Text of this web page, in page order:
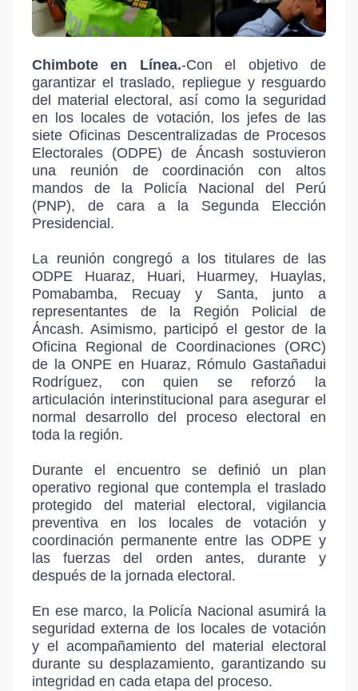
Chimbote en Línea.-Con el objetivo de
garantizar el traslado, repliegue y resguardo
del material electoral, así como la seguridad
en los locales de votación, los jefes de las
siete Oficinas Descentralizadas de Procesos
Electorales (ODPE) de Áncash sostuvieron
una reunión de coordinación con altos
mandos de la Policía Nacional del Perú
(PNP), de cara a la Segunda Elección
Presidencial.
La reunión congregó a los titulares de las
ODPE Huaraz, Huari, Huarmey, Huaylas,
Pomabamba, Recuay y Santa, junto a
representantes de la Región Policial de
Áncash. Asimismo, participó el gestor de la
Oficina Regional de Coordinaciones (ORC)
de la ONPE en Huaraz, Rómulo Gastañadui
Rodríguez, con quien se reforzó la
articulación interinstitucional para asegurar el
normal desarrollo del proceso electoral en
toda la región.
Durante el encuentro se definió un plan
operativo regional que contempla el traslado
protegido del material electoral, vigilancia
preventiva en los locales de votación y
coordinación permanente entre las ODPE y
las fuerzas del orden antes, durante y
después de la jornada electoral.
En ese marco, la Policía Nacional asumirá la
seguridad externa de los locales de votación
y el acompañamiento del material electoral
durante su desplazamiento, garantizando su
integridad en cada etapa del proceso.